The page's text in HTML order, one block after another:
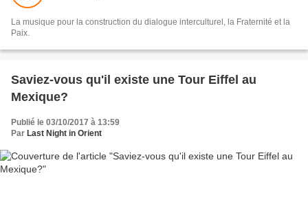
La musique pour la construction du dialogue interculturel, la Fraternité et la
Paix.
Saviez-vous qu'il existe une Tour Eiffel au
Mexique?
Publié le 03/10/2017 à 13:59
Par Last Night in Orient